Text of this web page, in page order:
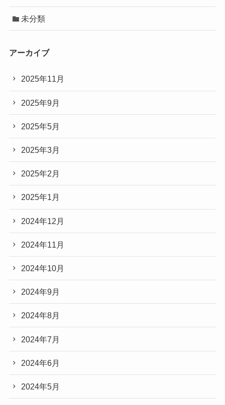
未分類
アーカイブ
2025年11月
2025年9月
2025年5月
2025年3月
2025年2月
2025年1月
2024年12月
2024年11月
2024年10月
2024年9月
2024年8月
2024年7月
2024年6月
2024年5月